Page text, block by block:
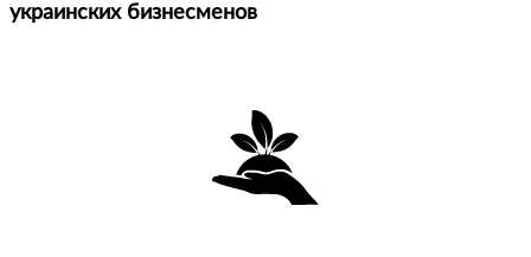
украинских бизнесменов